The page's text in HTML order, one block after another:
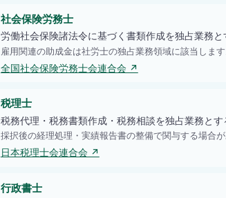
社会保険労務士
労働社会保険諸法令に基づく書類作成を独占業務
雇用関連の助成金は社労士の独占業務領域に該当します
全国社会保険労務士会連合会 ↗
税理士
税務代理・税務書類作成・税務相談を独占業務と
採択後の経理処理・実績報告書の整備で関与する場合が
日本税理士会連合会 ↗
行政書士